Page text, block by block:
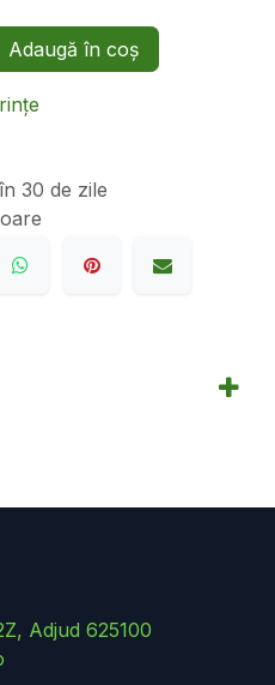
Adaugă în coș
30 de zile
Adjud 625100